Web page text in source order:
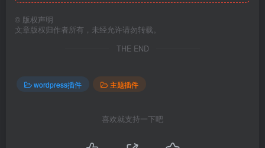
© 版权声明
文章版权归作者所有，未经允许请勿转载。
THE END
wordpress插件 主题插件
喜欢就支持一下吧